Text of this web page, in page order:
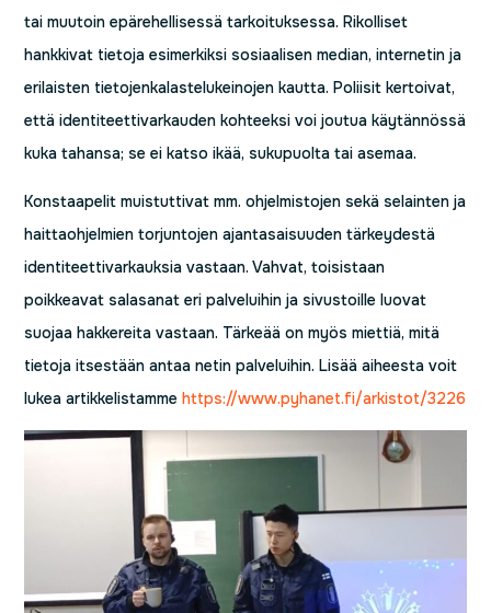
tai muutoin epärehellisessä tarkoituksessa. Rikolliset
hankkivat tietoja esimerkiksi sosiaalisen median, internetin ja
erilaisten tietojenkalastelukeinojen kautta. Poliisit kertoivat,
että identiteettivarkauden kohteeksi voi joutua käytännössä
kuka tahansa; se ei katso ikää, sukupuolta tai asemaa.
Konstaapelit muistuttivat mm. ohjelmistojen sekä selainten ja
haittaohjelmien torjuntojen ajantasaisuuden tärkeydestä
identiteettivarkauksia vastaan. Vahvat, toisistaan
poikkeavat salasanat eri palveluihin ja sivustoille luovat
suojaa hakkereita vastaan. Tärkeää on myös miettiä, mitä
tietoja itsestään antaa netin palveluihin. Lisää aiheesta voit
lukea artikkelistammehttps://www.pyhanet.fi/arkistot/3226